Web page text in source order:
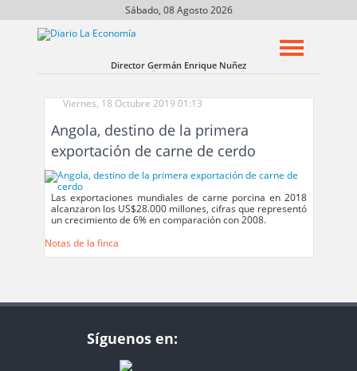
Sábado, 08 Agosto 2026
Director Germán Enrique Nuñez
Viernes, 18 Octubre 2019 01:13
Angola, destino de la primera
exportación de carne de cerdo
Las exportaciones mundiales de carne porcina en 2018
alcanzaron los US$28.000 millones, cifras que representó
un crecimiento de 6% en comparación con 2008.
Notas de la finca
Síguenos en: